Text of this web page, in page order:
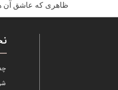
ظاهری که عاشق آن